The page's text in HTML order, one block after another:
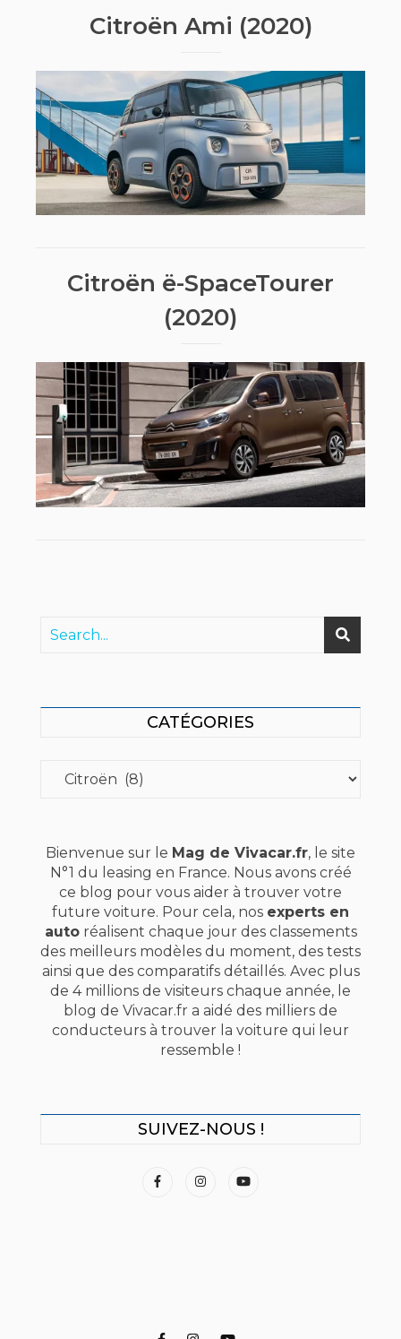
Citroën Ami (2020)
Citroën ë-SpaceTourer
(2020)
CATÉGORIES
Catégories
Bienvenue sur le Mag de Vivacar.fr, le site
N°1 du leasing en France. Nous avons créé
ce blog pour vous aider à trouver votre
future voiture. Pour cela, nos experts en
autoréalisent chaque jour des classements
des meilleurs modèles du moment, des tests
ainsi que des comparatifs détaillés. Avec plus
de 4 millions de visiteurs chaque année, le
blog de Vivacar.fr a aidé des milliers de
conducteurs à trouver la voiture qui leur
ressemble !
SUIVEZ-NOUS !